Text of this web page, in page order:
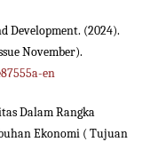
Development. (2024).
November).
en
Dalam Rangka
Ekonomi ( Tujuan